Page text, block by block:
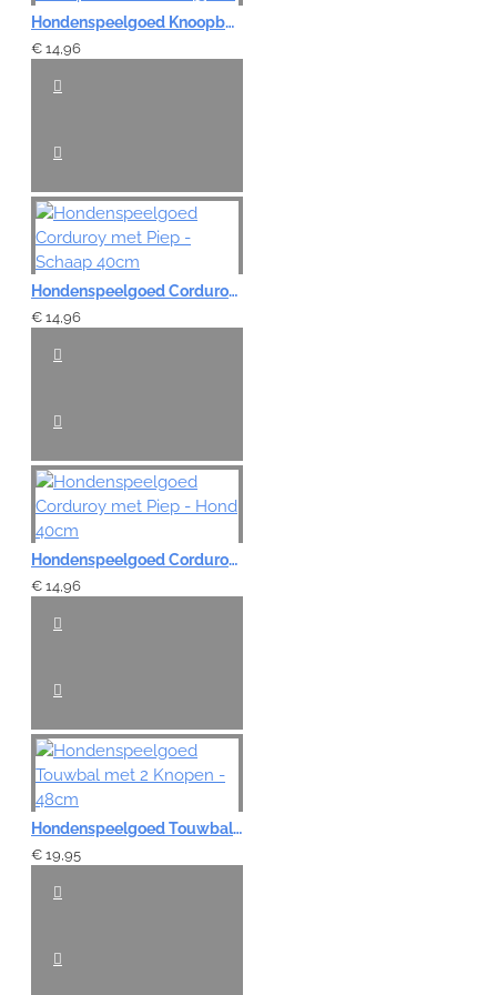
Hondenspeelgoed Knoopbal Slierten - 43 cm
€ 14,96
Hondenspeelgoed Corduroy met Piep - Schaap 40cm
€ 14,96
Hondenspeelgoed Corduroy met Piep - Hond 40cm
€ 14,96
Hondenspeelgoed Touwbal met 2 Knopen - 48cm
€ 19,95